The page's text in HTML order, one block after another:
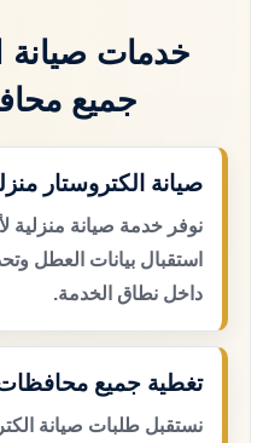
خدمات صيانة
جميع
صيانة الكتروستار
نوفر خدمة صيانة منزلية
استقبال بيانات العطل
داخل نطاق الخدمة.
تغطية جميع
نستقبل طلبات صيانة